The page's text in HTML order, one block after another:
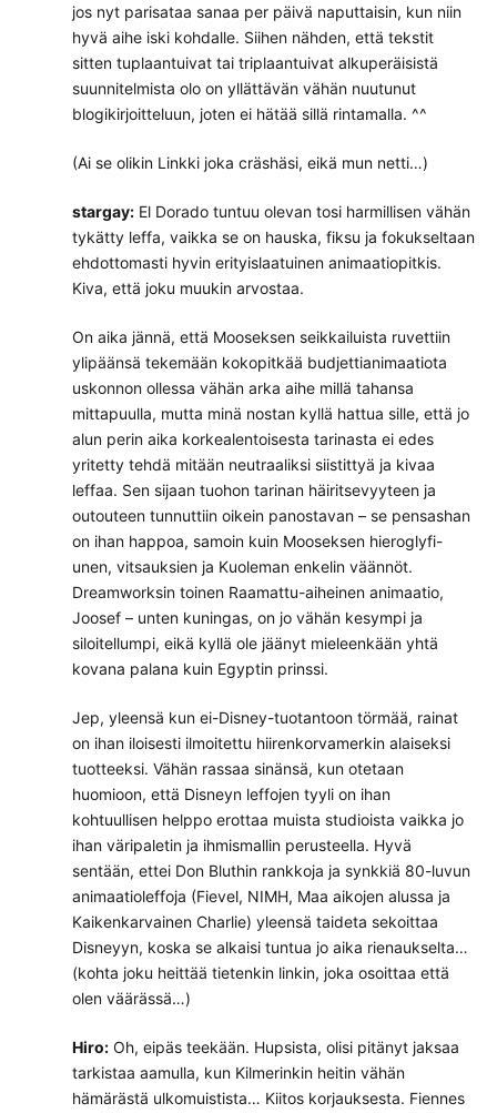
jos nyt parisataa sanaa per päivä naputtaisin, kun niin
hyvä aihe iski kohdalle. Siihen nähden, että tekstit
sitten tuplaantuivat tai triplaantuivat alkuperäisistä
suunnitelmista olo on yllättävän vähän nuutunut
blogikirjoitteluun, joten ei hätää sillä rintamalla. ^^
(Ai se olikin Linkki joka cräshäsi, eikä mun netti…)
stargay: El Dorado tuntuu olevan tosi harmillisen vähän
tykätty leffa, vaikka se on hauska, fiksu ja fokukseltaan
ehdottomasti hyvin erityislaatuinen animaatiopitkis.
Kiva, että joku muukin arvostaa.
On aika jännä, että Mooseksen seikkailuista ruvettiin
ylipäänsä tekemään kokopitkää budjettianimaatiota
uskonnon ollessa vähän arka aihe millä tahansa
mittapuulla, mutta minä nostan kyllä hattua sille, että jo
alun perin aika korkealentoisesta tarinasta ei edes
yritetty tehdä mitään neutraaliksi siistittyä ja kivaa
leffaa. Sen sijaan tuohon tarinan häiritsevyyteen ja
outouteen tunnuttiin oikein panostavan – se pensashan
on ihan happoa, samoin kuin Mooseksen hieroglyfi-
unen, vitsauksien ja Kuoleman enkelin väännöt.
Dreamworksin toinen Raamattu-aiheinen animaatio,
Joosef – unten kuningas, on jo vähän kesympi ja
siloitellumpi, eikä kyllä ole jäänyt mieleenkään yhtä
kovana palana kuin Egyptin prinssi.
Jep, yleensä kun ei-Disney-tuotantoon törmää, rainat
on ihan iloisesti ilmoitettu hiirenkorvamerkin alaiseksi
tuotteeksi. Vähän rassaa sinänsä, kun otetaan
huomioon, että Disneyn leffojen tyyli on ihan
kohtuullisen helppo erottaa muista studioista vaikka jo
ihan väripaletin ja ihmismallin perusteella. Hyvä
sentään, ettei Don Bluthin rankkoja ja synkkiä 80-luvun
animaatioleffoja (Fievel, NIMH, Maa aikojen alussa ja
Kaikenkarvainen Charlie) yleensä taideta sekoittaa
Disneyyn, koska se alkaisi tuntua jo aika rienaukselta…
(kohta joku heittää tietenkin linkin, joka osoittaa että
olen väärässä…)
Hiro: Oh, eipäs teekään. Hupsista, olisi pitänyt jaksaa
tarkistaa aamulla, kun Kilmerinkin heitin vähän
hämärästä ulkomuistista… Kiitos korjauksesta. Fiennes